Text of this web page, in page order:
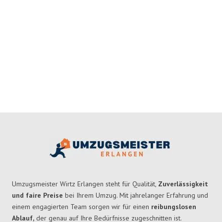
Umzugsmeister Wirtz Erlangen steht für Qualität, Zuverlässigkeit
und faire Preise bei Ihrem Umzug. Mit jahrelanger Erfahrung und
einem engagierten Team sorgen wir für einen reibungslosen
Ablauf, der genau auf Ihre Bedürfnisse zugeschnitten ist.